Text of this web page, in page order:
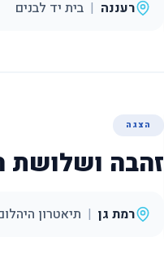
רעננה | בית יד לבנים
הצגה
זהבה ושלושת
רמת גן | תיאטרון